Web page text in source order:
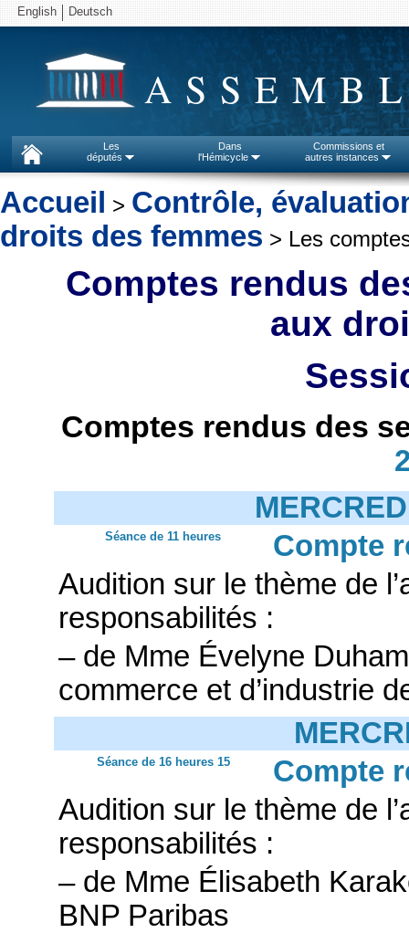
English Deutsch
Les
députés
Dans
l'Hémicycle
Commissions et
autres instances
Accueil > Contrôle,
droits des femmes > Les
Comptes rendus
aux
Comptes rendus des
Séance de 11 heures
Compte
Audition sur le thème de
responsabilités :
– de Mme Évelyne
commerce et d’industrie
Séance de 16 heures 15
Compte
Audition sur le thème de
responsabilités :
– de Mme Élisabeth
BNP Paribas